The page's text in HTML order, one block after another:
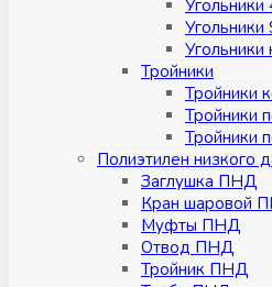
Угольники
Угольники
Угольники
Тройники
Тройники
Тройники
Тройники
Полиэтилен низкого
Заглушка ПНД
Кран шаровой
Муфты ПНД
Отвод ПНД
Тройник ПНД